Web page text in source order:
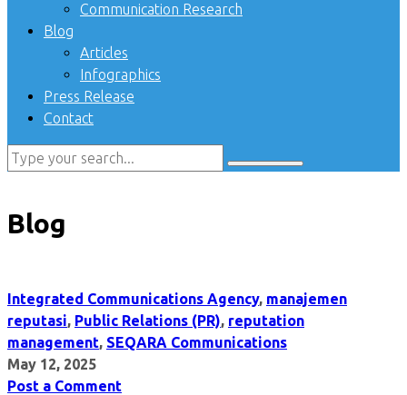
Communication Research
Blog
Articles
Infographics
Press Release
Contact
Blog
Integrated Communications Agency, manajemen
reputasi, Public Relations (PR), reputation
management, SEQARA Communications
May 12, 2025
Post a Comment